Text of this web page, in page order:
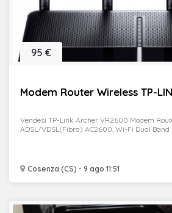
Modem Router Wireless TP-
Cosenza (CS) - 9 ago 11:51
95 €
Vendesi TP-Link Archer VR2600 Modem
ADSL/VDSL(Fibra) AC2600, Wi-Fi Dual Band